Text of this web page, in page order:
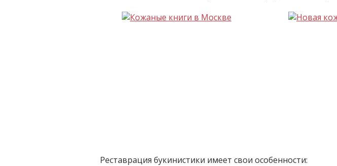
Реставрация букинистики имеет свои особенности: